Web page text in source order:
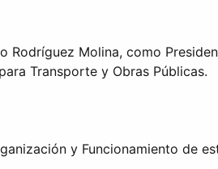
Molina, como
Transporte y Obras Públicas.
y Funcionamiento de